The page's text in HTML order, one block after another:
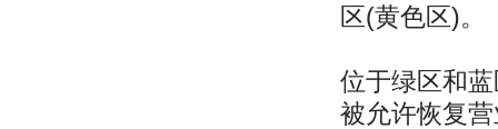
区(⻩色区)。
位于绿区和
被允许恢复